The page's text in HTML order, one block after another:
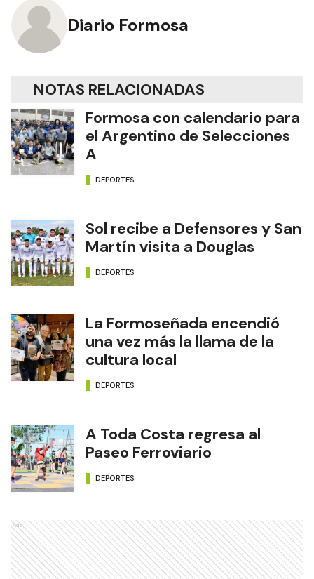
Diario Formosa
NOTAS RELACIONADAS
Formosa con calendario para
el Argentino de Selecciones
A
DEPORTES
Sol recibe a Defensores y San
Martín visita a Douglas
DEPORTES
La Formoseñada encendió
una vez más la llama de la
cultura local
DEPORTES
A Toda Costa regresa al
Paseo Ferroviario
DEPORTES
Ads